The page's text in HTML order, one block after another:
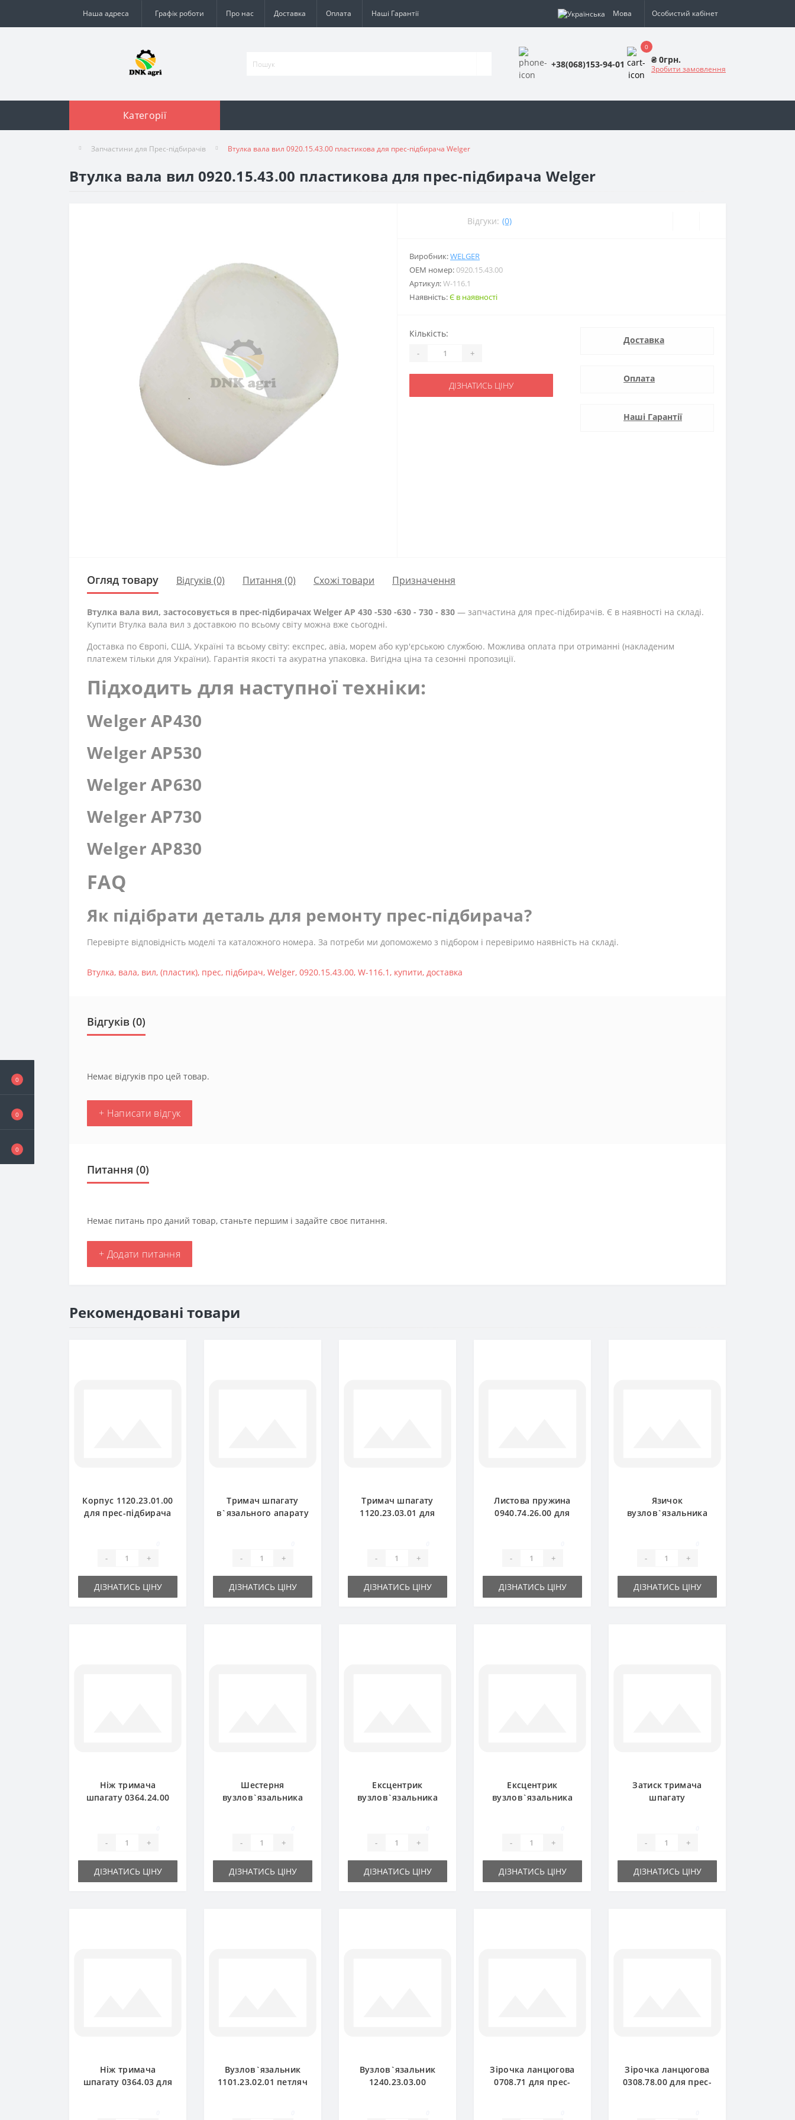
0
0
0
Наша адреса Графік роботи Про нас Доставка Оплата Наші Гарантії Мова Особистий кабінет
+38(068)153-94-01
0
₴ 0грн.
Зробити замовлення
Категорії
Запчастини для Прес-підбирачів Втулка вала вил 0920.15.43.00 пластикова для прес-підбирача Welger
Втулка вала вил 0920.15.43.00 пластикова для прес-підбирача Welger
Відгуки: (0)
Виробник:WELGER
ОЕМ номер:0920.15.43.00
Артикул:W-116.1
Наявність:Є в наявності
Кількість:
- +
ДІЗНАТИСЬ ЦІНУ
Доставка
Оплата
Наші Гарантії
Огляд товару Відгуків (0) Питання (0) Схожі товари Призначення
Втулка вала вил, застосовується в прес-підбирачах Welger AP 430 -530 -630 - 730 - 830 — запчастина для прес-підбирачів. Є в наявності на складі.
Купити Втулка вала вил з доставкою по всьому світу можна вже сьогодні.
Доставка по Європі, США, Україні та всьому світу: експрес, авіа, морем або кур'єрською службою. Можлива оплата при отриманні (накладеним
платежем тільки для України). Гарантія якості та акуратна упаковка. Вигідна ціна та сезонні пропозиції.
Підходить для наступної техніки:
Welger AP430
Welger AP530
Welger AP630
Welger AP730
Welger AP830
FAQ
Як підібрати деталь для ремонту прес-підбирача?
Перевірте відповідність моделі та каталожного номера. За потреби ми допоможемо з підбором і перевіримо наявність на складі.
Втулка, вала, вил, (пластик), прес, підбирач, Welger, 0920.15.43.00, W-116.1, купити, доставка
Відгуків (0)
Немає відгуків про цей товар.
+ Написати відгук
Питання (0)
Немає питань про даний товар, станьте першим і задайте своє питання.
+ Додати питання
Рекомендовані товари
Корпус 1120.23.01.00
для прес-підбирача
- +
ДІЗНАТИСЬ ЦІНУ
Тримач шпагату
в`язального апарату
- +
ДІЗНАТИСЬ ЦІНУ
Тримач шпагату
1120.23.03.01 для
- +
ДІЗНАТИСЬ ЦІНУ
Листова пружина
0940.74.26.00 для
- +
ДІЗНАТИСЬ ЦІНУ
Язичок
вузлов`язальника
- +
ДІЗНАТИСЬ ЦІНУ
Ніж тримача
шпагату 0364.24.00
- +
ДІЗНАТИСЬ ЦІНУ
Шестерня
вузлов`язальника
- +
ДІЗНАТИСЬ ЦІНУ
Ексцентрик
вузлов`язальника
- +
ДІЗНАТИСЬ ЦІНУ
Ексцентрик
вузлов`язальника
- +
ДІЗНАТИСЬ ЦІНУ
Затиск тримача
шпагату
- +
ДІЗНАТИСЬ ЦІНУ
Ніж тримача
шпагату 0364.03 для
Вузлов`язальник
1101.23.02.01 петляч
Вузлов`язальник
1240.23.03.00
Зірочка ланцюгова
0708.71 для прес-
Зірочка ланцюгова
0308.78.00 для прес-